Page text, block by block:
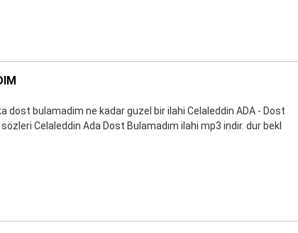
dost bulamadim ne kadar guzel bir ilahi Celaleddin ADA - Dost
sözleri Celaleddin Ada Dost Bulamadım ilahi mp3 indir. dur bekl